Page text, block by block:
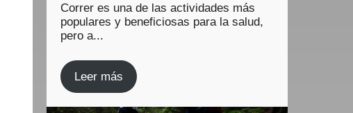
Correr es una de las actividades más
populares y beneficiosas para la salud,
pero a...
Leer más